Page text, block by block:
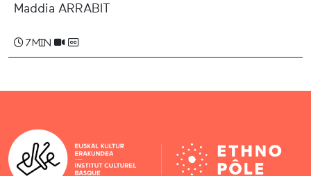
Maddia ARRABIT
7 min